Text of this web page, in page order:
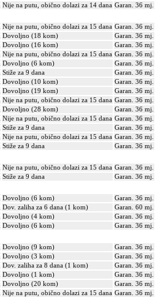
Nije na putu, obično dolazi za 14 dana Garan. 36 mj.
Nije na putu, obično dolazi za 15 dana Garan. 36 mj.
Dovoljno (18 kom)
Garan. 36 mj.
Dovoljno (16 kom) Garan. 36 mj.
Nije na putu, obično dolazi za 15 dana Garan. 36 mj.
Dovoljno (6 kom)
Garan. 36 mj.
Stiže za 9 dana
Garan. 36 mj.
Dovoljno (10 kom)
Garan. 36 mj.
Dovoljno (19 kom)
Garan. 36 mj.
Nije na putu, obično dolazi za 15 dana Garan. 36 mj.
Dovoljno (28 kom)
Garan. 36 mj.
Nije na putu, obično dolazi za 15 dana Garan. 36 mj.
Stiže za 9 dana
Garan. 36 mj.
Nije na putu, obično dolazi za 15 dana Garan. 36 mj.
Stiže za 9 dana
Garan. 36 mj.
Nije na putu, obično dolazi za 15 dana Garan. 36 mj.
Stiže za 9 dana
Garan. 36 mj.
Dovoljno (6 kom)
Garan. 36 mj.
Dov. zaliha za 6 dana (1 kom)
Garan. 60 mj.
Dovoljno (4 kom)
Garan. 36 mj.
Dovoljno (6 kom)
Garan. 36 mj.
Dovoljno (9 kom)
Garan. 36 mj.
Dovoljno (3 kom)
Garan. 36 mj.
Dov. zaliha za 8 dana (1 kom)
Garan. 36 mj.
Dovoljno (1 kom)
Garan. 36 mj.
Dovoljno (20 kom)
Garan. 36 mj.
Nije na putu, obično dolazi za 15 dana Garan. 36 mj.